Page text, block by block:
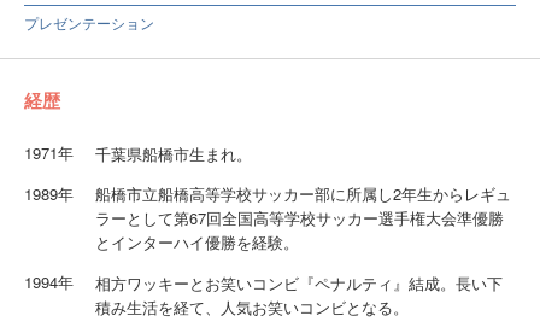
プレゼンテーション
経歴
1971年
千葉県船橋市生まれ。
1989年
船橋市立船橋高等学校サッカー部に所属し2年生からレギュ
ラーとして第67回全国高等学校サッカー選手権大会準優勝
とインターハイ優勝を経験。
1994年
相方ワッキーとお笑いコンビ『ペナルティ』結成。長い下
積み生活を経て、人気お笑いコンビとなる。